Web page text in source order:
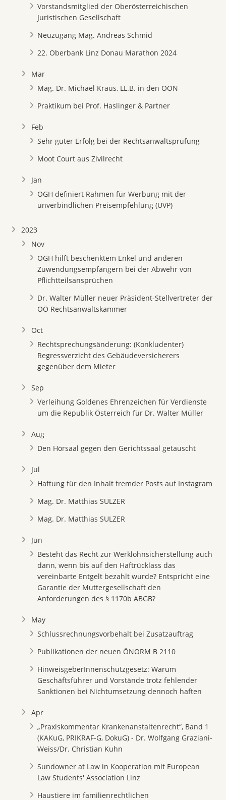
Vorstandsmitglied der Oberösterreichischen
Juristischen Gesellschaft
Neuzugang Mag. Andreas Schmid
22. Oberbank Linz Donau Marathon 2024
Mar
Mag. Dr. Michael Kraus, LL.B. in den OÖN
Praktikum bei Prof. Haslinger & Partner
Feb
Sehr guter Erfolg bei der Rechtsanwaltsprüfung
Moot Court aus Zivilrecht
Jan
OGH definiert Rahmen für Werbung mit der
unverbindlichen Preisempfehlung (UVP)
2023
Nov
OGH hilft beschenktem Enkel und anderen
Zuwendungsempfängern bei der Abwehr von
Pflichtteilsansprüchen
Dr. Walter Müller neuer Präsident-Stellvertreter der
OÖ Rechtsanwaltskammer
Oct
Rechtsprechungsänderung: (Konkludenter)
Regressverzicht des Gebäudeversicherers
gegenüber dem Mieter
Sep
Verleihung Goldenes Ehrenzeichen für Verdienste
um die Republik Österreich für Dr. Walter Müller
Aug
Den Hörsaal gegen den Gerichtssaal getauscht
Jul
Haftung für den Inhalt fremder Posts auf Instagram
Mag. Dr. Matthias SULZER
Mag. Dr. Matthias SULZER
Jun
Besteht das Recht zur Werklohnsicherstellung auch
dann, wenn bis auf den Haftrücklass das
vereinbarte Entgelt bezahlt wurde? Entspricht eine
Garantie der Muttergesellschaft den
Anforderungen des § 1170b ABGB?
May
Schlussrechnungsvorbehalt bei Zusatzauftrag
Publikationen der neuen ÖNORM B 2110
HinweisgeberInnenschutzgesetz: Warum
Geschäftsführer und Vorstände trotz fehlender
Sanktionen bei Nichtumsetzung dennoch haften
Apr
„Praxiskommentar Krankenanstaltenrecht“, Band 1
(KAKuG, PRIKRAF-G, DokuG) - Dr. Wolfgang Graziani-
Weiss/Dr. Christian Kuhn
Sundowner at Law in Kooperation mit European
Law Students' Association Linz
Haustiere im familienrechtlichen